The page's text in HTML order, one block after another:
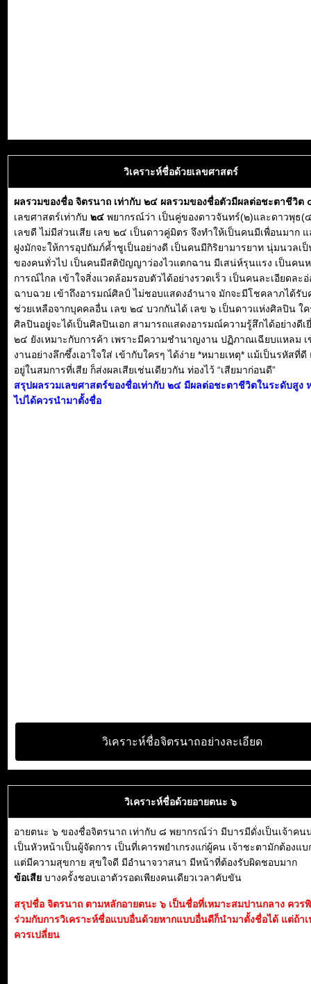
วิเคราะห์ชื่อด้วยเลขศาสตร์
ผลรวมของชื่อ จิตรนาถ เท่ากับ ๒๔ ผลรวมของชื่อตัวมีผลต่อชะตาชีวิต
เลขศาสตร์เท่ากับ ๒๔ พยากรณ์ว่า เป็นคู่ของดาวจันทร์(๒)และดาวพุธ(
เลขดี ไม่มีส่วนเสีย เลข ๒๔ เป็นดาวคู่มิตร จึงทำให้เป็นคนมีเพื่อนมาก แ
ฝูงมักจะให้การอุปถัมภ์ค้ำชูเป็นอย่างดี เป็นคนมีกิริยามารยาท นุ่มนวลเ
ของคนทั่วไป เป็นคนมีสติปัญญาว่องไวแตกฉาน มีเสน่ห์รุนแรง เป็นคน
การณ์ไกล เข้าใจสิ่งแวดล้อมรอบตัวได้อย่างรวดเร็ว เป็นคนละเอียดละ
ฉาบฉวย เข้าถึงอารมณ์ศิลป์ ไม่ชอบแสดงอำนาจ มักจะมีโชคลาภได้รับ
ช่วยเหลือจากบุคคลอื่น เลข ๒๔ บวกกันได้ เลข ๖ เป็นดาวแห่งศิลปิน ใ
ศิลปินอยู่จะได้เป็นศิลปินเอก สามารถแสดงอารมณ์ความรู้สึกได้อย่างดีเ
๒๔ ยังเหมาะกับการค้า เพราะมีความชำนาญงาน ปฏิภาณเฉียบแหลม เ
งานอย่างลึกซึ้งเอาใจใส่ เข้ากับใครๆ ได้ง่าย *หมายเหตุ* แม้เป็นรหัสที่ดี
อยู่ในสมการที่เสีย ก็ส่งผลเสียเช่นเดียวกัน ท่องไว้ “เสียมาก่อนดี”
สรุปผลรวมเลขศาสตร์ของชื่อเท่ากับ ๒๔ มีผลต่อชะตาชีวิตในระดับสูง
ไปได้ควรนำมาตั้งชื่อ
วิเคราะห์ชื่อจิตรนาถอย่างละเอียด
วิเคราะห์ชื่อด้วยอายตนะ ๖
อายตนะ ๖ ของชื่อจิตรนาถ เท่ากับ ๘ พยากรณ์ว่า มีบารมีดั่งเป็นเจ้าคน
เป็นหัวหน้าเป็นผู้จัดการ เป็นที่เคารพยำเกรงแก่ผู้คน เจ้าชะตามักต้องแบ
แต่มีความสุขกาย สุขใจดี มีอำนาจวาสนา มีหน้าที่ต้องรับผิดชอบมาก
ข้อเสีย บางครั้งชอบเอาตัวรอดเพียงคนเดียวเวลาคับขัน
สรุปชื่อ จิตรนาถ ตามหลักอายตนะ ๖ เป็นชื่อที่เหมาะสมปานกลาง ควร
ร่วมกับการวิเคราะห์ชื่อแบบอื่นด้วยหากแบบอื่นดีก็นำมาตั้งชื่อได้ แต่ถ้า
ควรเปลี่ยน